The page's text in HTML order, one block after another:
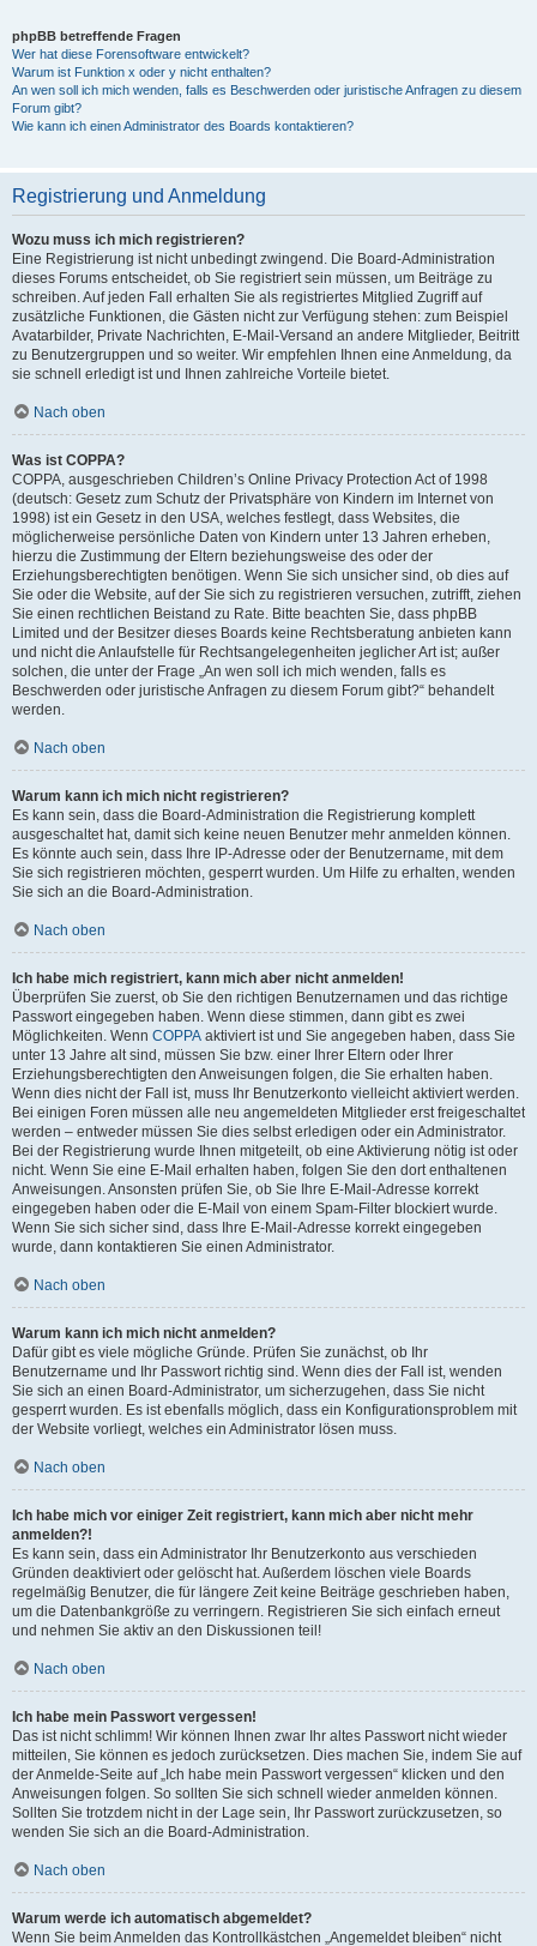
phpBB betreffende Fragen
Wer hat diese Forensoftware entwickelt?
Warum ist Funktion x oder y nicht enthalten?
An wen soll ich mich wenden, falls es Beschwerden oder juristische Anfragen zu diesem
Forum gibt?
Wie kann ich einen Administrator des Boards kontaktieren?
Registrierung und Anmeldung
Wozu muss ich mich registrieren?
Eine Registrierung ist nicht unbedingt zwingend. Die Board-Administration
dieses Forums entscheidet, ob Sie registriert sein müssen, um Beiträge zu
schreiben. Auf jeden Fall erhalten Sie als registriertes Mitglied Zugriff auf
zusätzliche Funktionen, die Gästen nicht zur Verfügung stehen: zum Beispiel
Avatarbilder, Private Nachrichten, E-Mail-Versand an andere Mitglieder, Beitritt
zu Benutzergruppen und so weiter. Wir empfehlen Ihnen eine Anmeldung, da
sie schnell erledigt ist und Ihnen zahlreiche Vorteile bietet.
Nach oben
Was ist COPPA?
COPPA, ausgeschrieben Children’s Online Privacy Protection Act of 1998
(deutsch: Gesetz zum Schutz der Privatsphäre von Kindern im Internet von
1998) ist ein Gesetz in den USA, welches festlegt, dass Websites, die
möglicherweise persönliche Daten von Kindern unter 13 Jahren erheben,
hierzu die Zustimmung der Eltern beziehungsweise des oder der
Erziehungsberechtigten benötigen. Wenn Sie sich unsicher sind, ob dies auf
Sie oder die Website, auf der Sie sich zu registrieren versuchen, zutrifft, ziehen
Sie einen rechtlichen Beistand zu Rate. Bitte beachten Sie, dass phpBB
Limited und der Besitzer dieses Boards keine Rechtsberatung anbieten kann
und nicht die Anlaufstelle für Rechtsangelegenheiten jeglicher Art ist; außer
solchen, die unter der Frage „An wen soll ich mich wenden, falls es
Beschwerden oder juristische Anfragen zu diesem Forum gibt?“ behandelt
werden.
Nach oben
Warum kann ich mich nicht registrieren?
Es kann sein, dass die Board-Administration die Registrierung komplett
ausgeschaltet hat, damit sich keine neuen Benutzer mehr anmelden können.
Es könnte auch sein, dass Ihre IP-Adresse oder der Benutzername, mit dem
Sie sich registrieren möchten, gesperrt wurden. Um Hilfe zu erhalten, wenden
Sie sich an die Board-Administration.
Nach oben
Ich habe mich registriert, kann mich aber nicht anmelden!
Überprüfen Sie zuerst, ob Sie den richtigen Benutzernamen und das richtige
Passwort eingegeben haben. Wenn diese stimmen, dann gibt es zwei
Möglichkeiten. Wenn COPPA aktiviert ist und Sie angegeben haben, dass Sie
unter 13 Jahre alt sind, müssen Sie bzw. einer Ihrer Eltern oder Ihrer
Erziehungsberechtigten den Anweisungen folgen, die Sie erhalten haben.
Wenn dies nicht der Fall ist, muss Ihr Benutzerkonto vielleicht aktiviert werden.
Bei einigen Foren müssen alle neu angemeldeten Mitglieder erst freigeschaltet
werden – entweder müssen Sie dies selbst erledigen oder ein Administrator.
Bei der Registrierung wurde Ihnen mitgeteilt, ob eine Aktivierung nötig ist oder
nicht. Wenn Sie eine E-Mail erhalten haben, folgen Sie den dort enthaltenen
Anweisungen. Ansonsten prüfen Sie, ob Sie Ihre E-Mail-Adresse korrekt
eingegeben haben oder die E-Mail von einem Spam-Filter blockiert wurde.
Wenn Sie sich sicher sind, dass Ihre E-Mail-Adresse korrekt eingegeben
wurde, dann kontaktieren Sie einen Administrator.
Nach oben
Warum kann ich mich nicht anmelden?
Dafür gibt es viele mögliche Gründe. Prüfen Sie zunächst, ob Ihr
Benutzername und Ihr Passwort richtig sind. Wenn dies der Fall ist, wenden
Sie sich an einen Board-Administrator, um sicherzugehen, dass Sie nicht
gesperrt wurden. Es ist ebenfalls möglich, dass ein Konfigurationsproblem mit
der Website vorliegt, welches ein Administrator lösen muss.
Nach oben
Ich habe mich vor einiger Zeit registriert, kann mich aber nicht mehr
anmelden?!
Es kann sein, dass ein Administrator Ihr Benutzerkonto aus verschieden
Gründen deaktiviert oder gelöscht hat. Außerdem löschen viele Boards
regelmäßig Benutzer, die für längere Zeit keine Beiträge geschrieben haben,
um die Datenbankgröße zu verringern. Registrieren Sie sich einfach erneut
und nehmen Sie aktiv an den Diskussionen teil!
Nach oben
Ich habe mein Passwort vergessen!
Das ist nicht schlimm! Wir können Ihnen zwar Ihr altes Passwort nicht wieder
mitteilen, Sie können es jedoch zurücksetzen. Dies machen Sie, indem Sie auf
der Anmelde-Seite auf „Ich habe mein Passwort vergessen“ klicken und den
Anweisungen folgen. So sollten Sie sich schnell wieder anmelden können.
Sollten Sie trotzdem nicht in der Lage sein, Ihr Passwort zurückzusetzen, so
wenden Sie sich an die Board-Administration.
Nach oben
Warum werde ich automatisch abgemeldet?
Wenn Sie beim Anmelden das Kontrollkästchen „Angemeldet bleiben“ nicht